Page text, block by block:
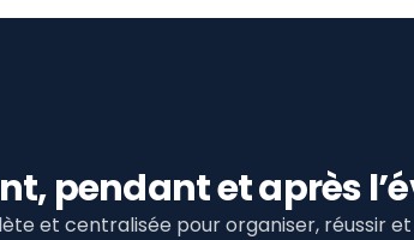
pendant et après
et centralisée pour organiser, réussir